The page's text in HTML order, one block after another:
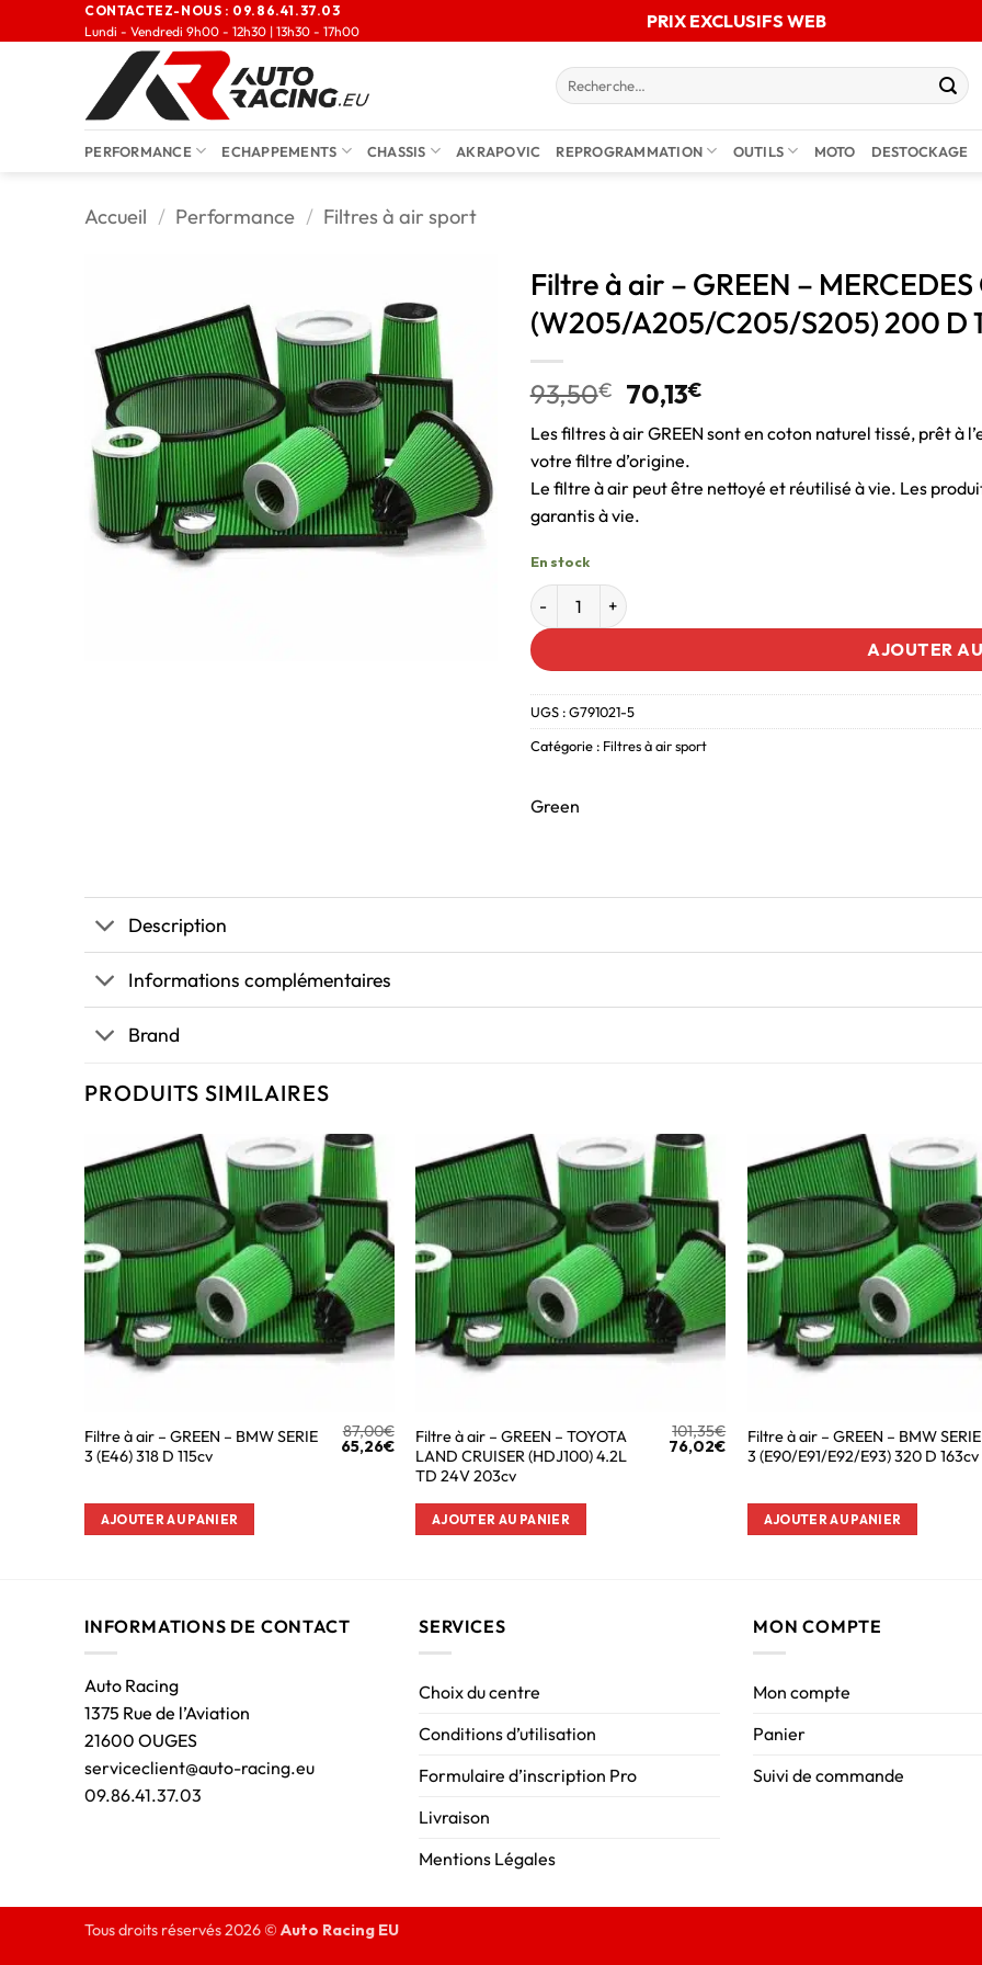
CONTACTEZ-NOUS : 09.86.41.37.03
Lundi - Vendredi 9h00 - 12h30 | 13h30 - 17h00
PRIX EXCLUSIFS WEB
PERFORMANCE ECHAPPEMENTS CHASSIS AKRAPOVIC REPROGRAMMATION OUTILS MOTO DESTOCKAGE
Accueil / Performance / Filtres à air sport
Filtre à air – GREEN – MERCEDES
(W205/A205/C205/S205) 200 D
93,50€ 70,13€
Les filtres à air GREEN sont en coton naturel tissé, prêt à
votre filtre d’origine.
Le filtre à air peut être nettoyé et réutilisé à vie. Les
garantis à vie.
En stock
AJOUTER
UGS :G791021-5
Catégorie : Filtres à air sport
Green
Description
Informations complémentaires
Brand
PRODUITS SIMILAIRES
Filtre à air – GREEN – BMW SERIE
3 (E46) 318 D 115cv
87,00€
65,26€
AJOUTER AU PANIER
Filtre à air – GREEN – TOYOTA
LAND CRUISER (HDJ100) 4.2L
TD 24V 203cv
101,35€
76,02€
AJOUTER AU PANIER
Filtre à air – GREEN – BMW SERIE
3 (E90/E91/E92/E93) 320 D 163cv
AJOUTER AU PANIER
INFORMATIONS DE CONTACT
Auto Racing
1375 Rue de l’Aviation
21600 OUGES
serviceclient@auto-racing.eu
09.86.41.37.03
SERVICES
Choix du centre
Conditions d’utilisation
Formulaire d’inscription Pro
Livraison
Mentions Légales
MON COMPTE
Mon compte
Panier
Suivi de commande
Tous droits réservés 2026 © Auto Racing EU